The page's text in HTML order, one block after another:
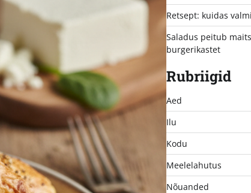
Retsept: kuidas
Saladus peitub
burgerikastet
Rubriigid
Aed
Ilu
Kodu
Meelelahutus
Nõuanded